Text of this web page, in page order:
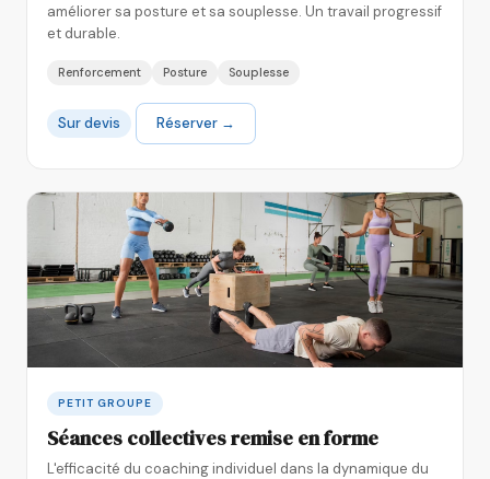
améliorer sa posture et sa souplesse. Un travail progressif
et durable.
Renforcement Posture Souplesse
Sur devis Réserver →
PETIT GROUPE
Séances collectives remise en forme
L'efficacité du coaching individuel dans la dynamique du